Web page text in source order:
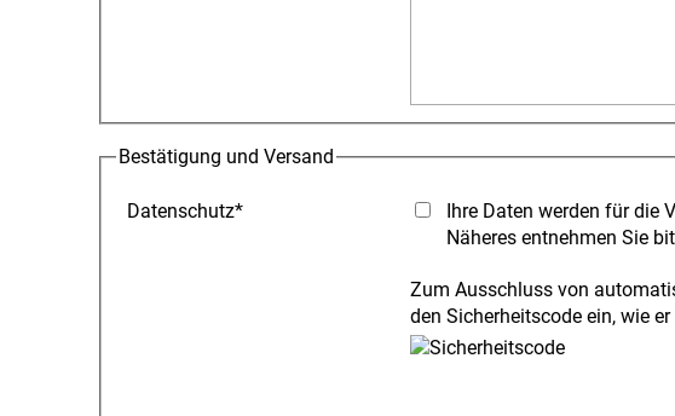
Bestätigung und Versand
Datenschutz*
Ihre Daten werden für die
Näheres entnehmen Sie
Zum Ausschluss von
den Sicherheitscode ein, wie